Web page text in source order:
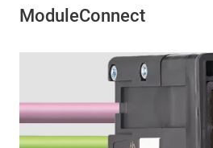
ModuleConnect